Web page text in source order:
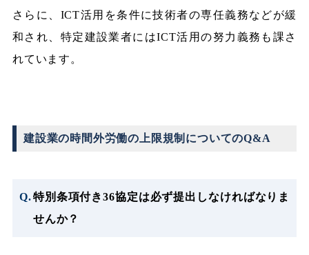
さらに、ICT活用を条件に技術者の専任義務などが緩
和され、特定建設業者にはICT活用の努力義務も課さ
れています。
建設業の時間外労働の上限規制についてのQ&A
特別条項付き36協定は必ず提出しなければなりま
せんか？